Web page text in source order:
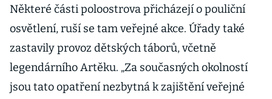
Některé části poloostrova přicházejí o pouliční
osvětlení, ruší se tam veřejné akce. Úřady také
zastavily provoz dětských táborů, včetně
legendárního Artěku. „Za současných okolností
jsou tato opatření nezbytná k zajištění veřejné